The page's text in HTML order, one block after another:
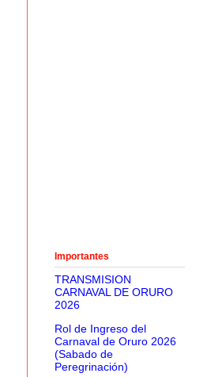
Importantes
TRANSMISION
CARNAVAL DE ORURO
2026
Rol de Ingreso del
Carnaval de Oruro 2026
(Sabado de
Peregrinación)